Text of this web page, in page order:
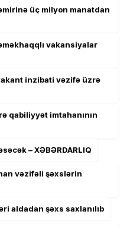
üç milyon manatdan
vakansiyalar
inzibati vəzifə üzrə
qabiliyyət imtahanının
– XƏBƏRDARLIQ
vəzifəli şəxslərin
aldadan şəxs saxlanılıb